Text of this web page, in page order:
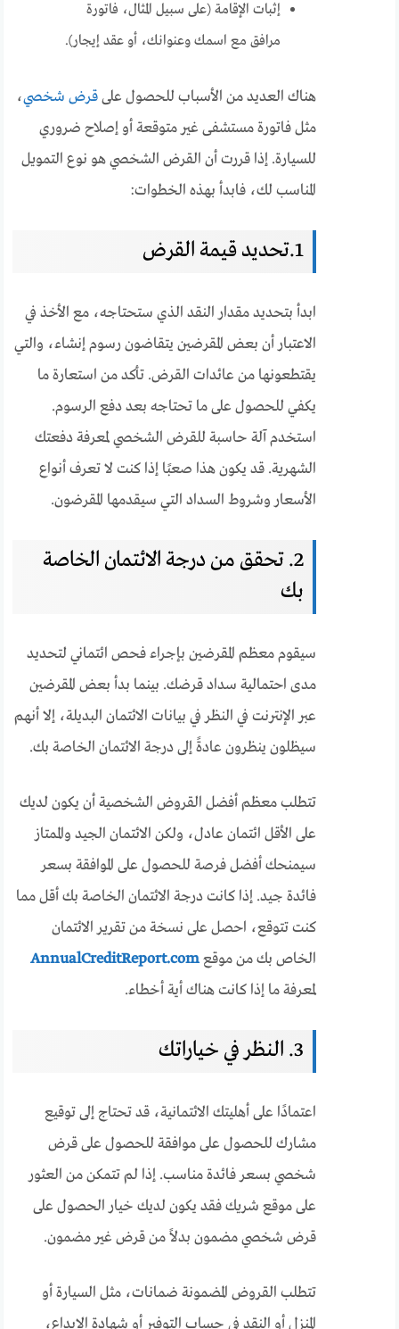
إثبات الإقامة (على سبيل المثال، فاتورة
مرافق مع اسمك وعنوانك، أو عقد إيجار).
هناك العديد من الأسباب للحصول علىقرض شخصي،
مثل فاتورة مستشفى غير متوقعة أو إصلاح ضروري
للسيارة. إذا قررت أن القرض الشخصي هو نوع التمويل
المناسب لك، فابدأ بهذه الخطوات:
1.تحديد قيمة القرض
ابدأ بتحديد مقدار النقد الذي ستحتاجه، مع الأخذ في
الاعتبار أن بعض المقرضين يتقاضون رسوم إنشاء، والتي
يقتطعونها من عائدات القرض. تأكد من استعارة ما
يكفي للحصول على ما تحتاجه بعد دفع الرسوم.
استخدم آلة حاسبة للقرض الشخصي لمعرفة دفعتك
الشهرية. قد يكون هذا صعبًا إذا كنت لا تعرف أنواع
الأسعار وشروط السداد التي سيقدمها المقرضون.
2. تحقق من درجة الائتمان الخاصة
بك
سيقوم معظم المقرضين بإجراء فحص ائتماني لتحديد
مدى احتمالية سداد قرضك. بينما بدأ بعض المقرضين
عبر الإنترنت في النظر في بيانات الائتمان البديلة، إلا أنهم
سيظلون ينظرون عادةً إلى درجة الائتمان الخاصة بك.
تتطلب معظم أفضل القروض الشخصية أن يكون لديك
على الأقل ائتمان عادل، ولكن الائتمان الجيد والممتاز
سيمنحك أفضل فرصة للحصول على الموافقة بسعر
فائدة جيد. إذا كانت درجة الائتمان الخاصة بك أقل مما
كنت تتوقع، احصل على نسخة من تقرير الائتمان
الخاص بك من موقعAnnualCreditReport.com
لمعرفة ما إذا كانت هناك أية أخطاء.
3. النظر في خياراتك
اعتمادًا على أهليتك الائتمانية، قد تحتاج إلى توقيع
مشارك للحصول على موافقة للحصول على قرض
شخصي بسعر فائدة مناسب. إذا لم تتمكن من العثور
على موقع شريك فقد يكون لديك خيار الحصول على
قرض شخصي مضمون بدلاً من قرض غير مضمون.
تتطلب القروض المضمونة ضمانات، مثل السيارة أو
المنزل أو النقد في حساب التوفير أو شهادة الإيداع،